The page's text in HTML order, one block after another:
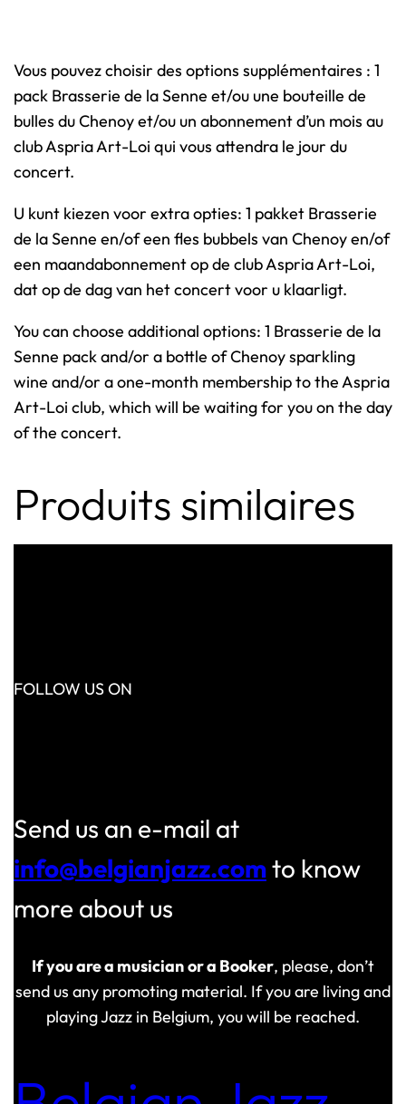
3
r
d
&
4
t
h
2
2
6
Vous pouvez choisir des options supplémentaires : 1
pack Brasserie de la Senne et/ou une bouteille de
bulles du Chenoy et/ou un abonnement d’un mois au
club Aspria Art-Loi qui vous attendra le jour du
concert.
U kunt kiezen voor extra opties: 1 pakket Brasserie
de la Senne en/of een fles bubbels van Chenoy en/of
een maandabonnement op de club Aspria Art-Loi,
dat op de dag van het concert voor u klaarligt.
You can choose additional options: 1 Brasserie de la
Senne pack and/or a bottle of Chenoy sparkling
wine and/or a one-month membership to the Aspria
Art-Loi club, which will be waiting for you on the day
of the concert.
Produits similaires
FOLLOW US ON
Send us an e-mail at
info@belgianjazz.comto know
more about us
If you are a musicianor a Booker, please, don’t
send us any promoting material. If you are living and
playing Jazz in Belgium, you will be reached.